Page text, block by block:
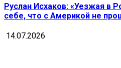
Руслан Исхаков: «Уезжая в
себе, что с Америкой не
14.07.2026